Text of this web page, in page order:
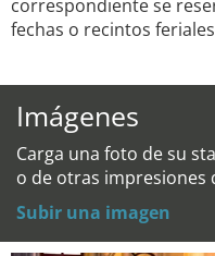
correspondiente se
fechas o recintos
Imágenes
Carga una foto de su
o de otras impresiones
Subir una imagen